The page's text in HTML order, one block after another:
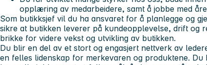
opplæring av medarbeidere, samt å jobbe med
Som butikksjef vil du ha ansvaret for å planlegge og
sikre at butikken leverer på kundeopplevelse, drift og
brikke for videre vekst og utvikling av butikken.
Du blir en del av et stort og engasjert nettverk av
en felles lidenskap for merkevaren og produktene. Du